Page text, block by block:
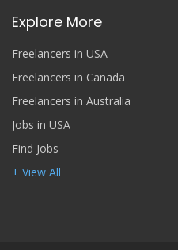
Explore More
Freelancers in USA
Freelancers in Canada
Freelancers in Australia
Jobs in USA
Find Jobs
+ View All